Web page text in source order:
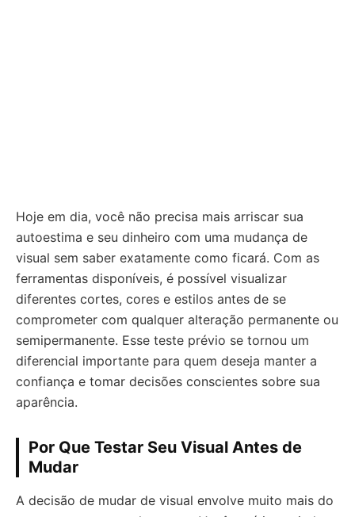
Hoje em dia, você não precisa mais arriscar sua
autoestima e seu dinheiro com uma mudança de
visual sem saber exatamente como ficará. Com as
ferramentas disponíveis, é possível visualizar
diferentes cortes, cores e estilos antes de se
comprometer com qualquer alteração permanente ou
semipermanente. Esse teste prévio se tornou um
diferencial importante para quem deseja manter a
confiança e tomar decisões conscientes sobre sua
aparência.
Por Que Testar Seu Visual Antes de
Mudar
A decisão de mudar de visual envolve muito mais do